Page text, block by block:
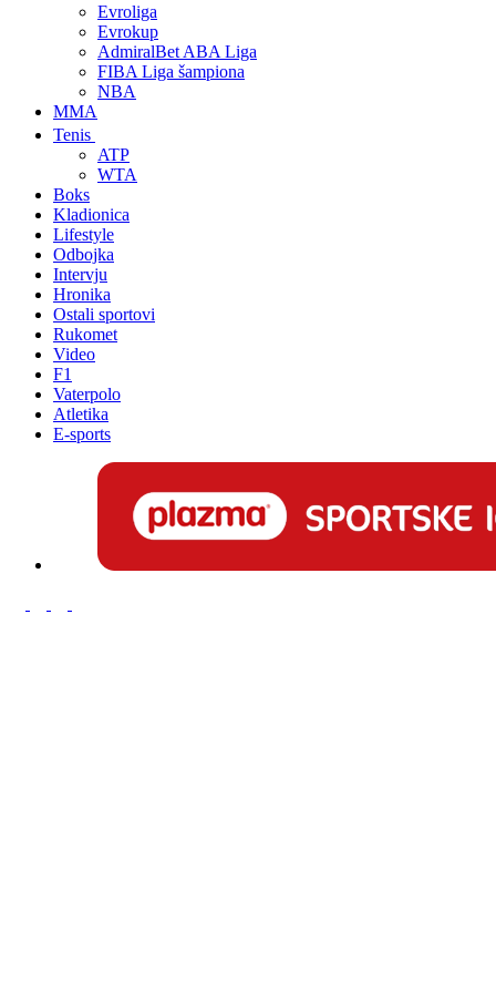
Evroliga
Evrokup
AdmiralBet ABA Liga
FIBA Liga šampiona
NBA
MMA
Tenis
ATP
WTA
Boks
Kladionica
Lifestyle
Odbojka
Intervju
Hronika
Ostali sportovi
Rukomet
Video
F1
Vaterpolo
Atletika
E-sports